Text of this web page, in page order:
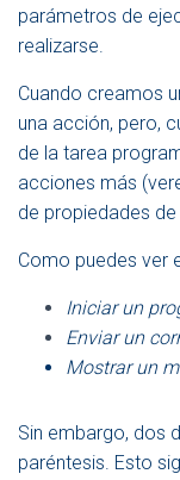
parámetros de
realizarse.
Cuando creamos
una acción, pero,
de la tarea
acciones más
de propiedades de
Como puedes ver
Iniciar un
Enviar un
Mostrar un
Sin embargo, dos
paréntesis. Esto